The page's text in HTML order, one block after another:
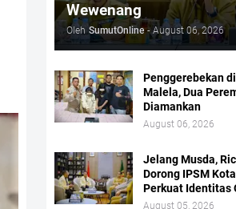
Wewenang
Oleh SumutOnline - August 06, 2026
Penggerebekan
Malela, Dua
Diamankan
August 06, 2026
Jelang Musda,
Dorong IPSM
Perkuat Identitas
August 05, 2026